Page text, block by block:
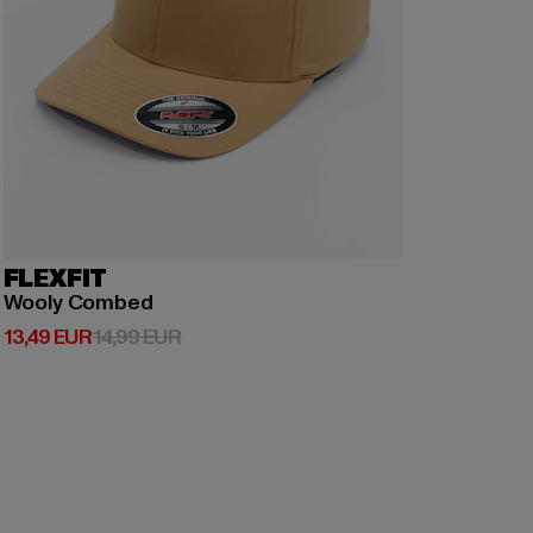
FLEXFIT
Wooly Combed
13,49 EUR
Derzeitiger Preis: 13,49 EUR
14,99 EURAktionspreis: 14,99 EUR